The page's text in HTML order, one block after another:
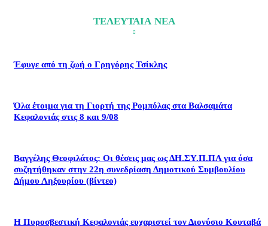
ΤΕΛΕΥΤΑΙΑ ΝΕΑ
Έφυγε από τη ζωή ο Γρηγόρης Τσίκλης
Όλα έτοιμα για τη Γιορτή της Ρομπόλας στα Βαλσαμάτα
Κεφαλονιάς στις 8 και 9/08
Βαγγέλης Θεοφιλάτος: Οι θέσεις μας ως ΔΗ.ΣΥ.Π.ΠΑ για όσα
συζητήθηκαν στην 22η συνεδρίαση Δημοτικού Συμβουλίου
Δήμου Ληξουρίου (βίντεο)
Η Πυροσβεστική Κεφαλονιάς ευχαριστεί τον Διονύσιο Κουταβά